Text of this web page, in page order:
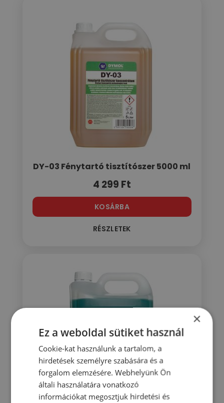
DY-03 Fénytartó tisztítószer 5000 ml
4 299 Ft
KOSÁRBA
RÉSZLETEK
×
Ez a weboldal sütiket használ
Cookie-kat használunk a tartalom, a
hirdetések személyre szabására és a
forgalom elemzésére. Webhelyünk Ön
általi használatára vonatkozó
információkat megosztjuk hirdetési és